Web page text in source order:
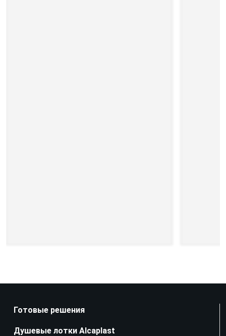
Готовые решения
Душевые лотки Alcaplast